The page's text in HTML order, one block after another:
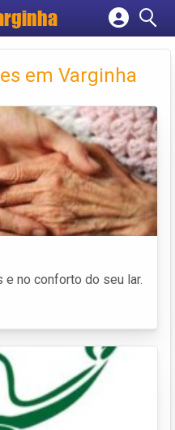
empresa
contaem Varginha
e no conforto do seu lar.